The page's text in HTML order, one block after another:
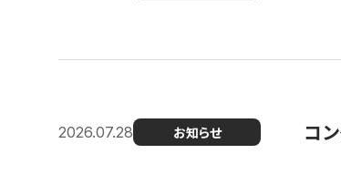
2026.07.28 お知らせ コ